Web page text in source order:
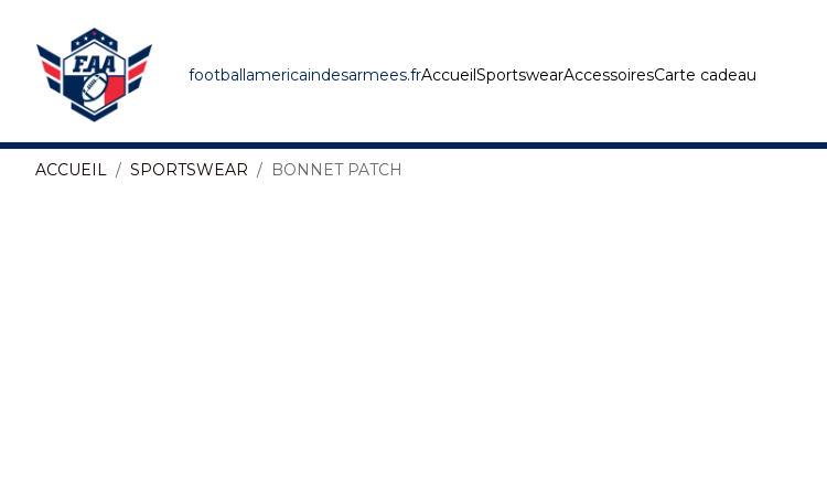
footballamericaindesarmees.frAccueilSportswearAccessoiresCarte cadeau
ACCUEIL SPORTSWEAR BONNET PATCH